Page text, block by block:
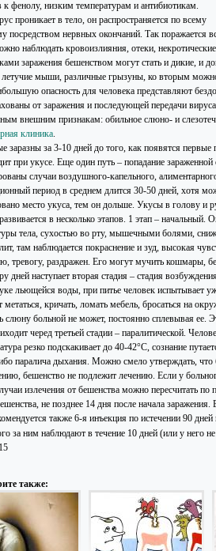
к фенолу, низким температурам и антибиотикам.
проникает в тело, он распространяется по всему
посредством нервных окончаний. Так поражается
наблюдать кровоизлияния, отеки, некротические
заражения бешенством могут стать и дикие,
летучие мыши, различные грызуны, ко вторым
опасность для человека представляют
от заражения и последующей передачи
внешним признакам: обильное слюно- и
клиника.
заразны за 3-10 дней до того, как появятся первые
при укусе. Еще один путь – попадание
случаи воздушного-капельного,
период в среднем длится 30-50 дней, хотя
место укуса, тем он дольше. Укусы в голову и
в несколько этапов. 1 этап –
тела, сухостью во рту, мышечными болями,
там наблюдается покраснение и зуд, высокая
тревогу, раздражен. Его могут мучить кошмары,
дней наступает вторая стадия – стадия
льющейся воды, при питье человек испытывает
метаться, кричать, ломать мебель, бросаться на
слюну больной не может, постоянно сплевывая ее.
черед третьей стадии – паралитической.
резко подскакивает до 40-42°С, сознание
паралича дыхания. Можно смело утверждать,
бешенство не подлежит лечению. Если у
излечения от бешенства можно пересчитать
не позднее 14 дня после начала
также 6-я инъекция по истечении 90
за ним наблюдают в течение 10 дней (или у него
также: